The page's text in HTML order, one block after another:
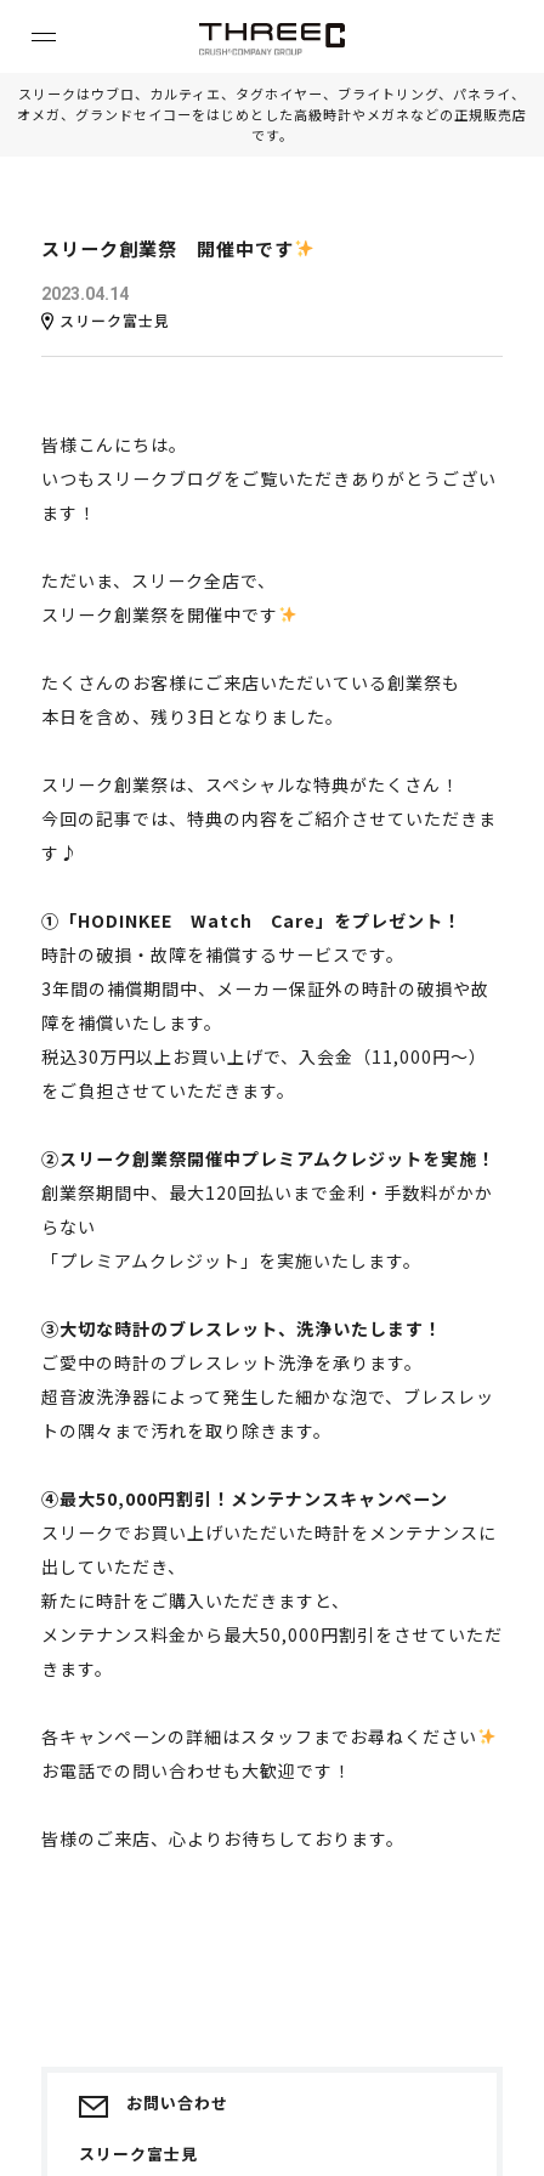
スリークはウブロ、カルティエ、タグホイヤー、ブライトリング、パネライ、
オメガ、グランドセイコーをはじめとした高級時計やメガネなどの正規販売店
です。
スリーク創業祭 開催中です
2023.04.14
スリーク富士見
皆様こんにちは。
いつもスリークブログをご覧いただきありがとうござい
ます！
ただいま、スリーク全店で、
スリーク創業祭を開催中です
たくさんのお客様にご来店いただいている創業祭も
本日を含め、残り3日となりました。
スリーク創業祭は、スペシャルな特典がたくさん！
今回の記事では、特典の内容をご紹介させていただきま
す♪
①「HODINKEE Watch Care」をプレゼント！
時計の破損・故障を補償するサービスです。
3年間の補償期間中、メーカー保証外の時計の破損や故
障を補償いたします。
税込30万円以上お買い上げで、入会金（11,000円～）
をご負担させていただきます。
②スリーク創業祭開催中プレミアムクレジットを実施！
創業祭期間中、最大120回払いまで金利・手数料がかか
らない
「プレミアムクレジット」を実施いたします。
③大切な時計のブレスレット、洗浄いたします！
ご愛中の時計のブレスレット洗浄を承ります。
超音波洗浄器によって発生した細かな泡で、ブレスレッ
トの隅々まで汚れを取り除きます。
④最大50,000円割引！メンテナンスキャンペーン
スリークでお買い上げいただいた時計をメンテナンスに
出していただき、
新たに時計をご購入いただきますと、
メンテナンス料金から最大50,000円割引をさせていただ
きます。
各キャンペーンの詳細はスタッフまでお尋ねください
お電話での問い合わせも大歓迎です！
皆様のご来店、心よりお待ちしております。
お問い合わせ
スリーク富士見